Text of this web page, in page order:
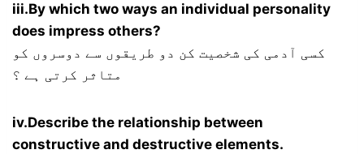
iii.By which two ways an individual personality
does impress others?
کسی آدمی کی شخصیت کن دو طریقوں سے دوسروں کو
متاثر کرتی ہے ؟
iv.Describe the relationship between
constructive and destructive elements.